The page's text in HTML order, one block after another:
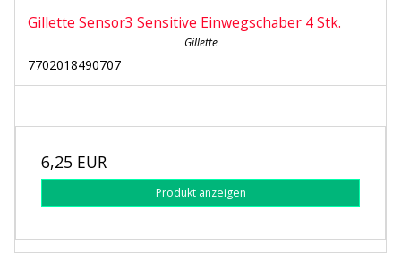
Gillette Sensor3 Sensitive Einwegschaber 4 Stk.
Gillette
7702018490707
6,25 EUR
Produkt anzeigen